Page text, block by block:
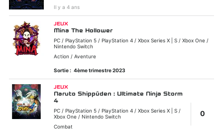
Il y a 4 ans
JEUX
Mina The Hollower
PC / PlayStation 5 / PlayStation 4 / Xbox Series X | S / Xbox One /
Nintendo Switch
Action / Aventure
Sortie : 4ème trimestre 2023
JEUX
Naruto Shippūden : Ultimate Ninja Storm
4
PC / PlayStation 5 / PlayStation 4 / Xbox Series X | S /
Xbox One / Nintendo Switch
Combat
0